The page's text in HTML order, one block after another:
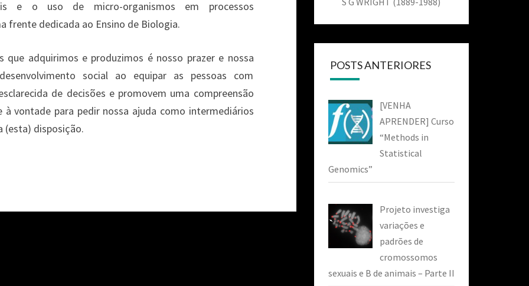
e o uso de micro-organismos em processos
frente dedicada ao Ensino de Biologia.
que adquirimos e produzimos é nosso prazer e nossa
social ao equipar as pessoas com
de decisões e promovem uma compreensão
vontade para pedir nossa ajuda como intermediários
(esta) disposição.
POSTS ANTERIORES
[VENHA
APRENDER] Curso
“Methods in
Statistical
Genomics”
Projeto investiga
variações e
padrões de
cromossomos
sexuais e B de animais – Parte II